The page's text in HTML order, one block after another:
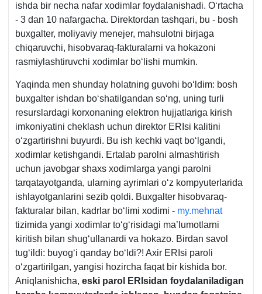
ishda bir necha nafar хodimlar foydalanishadi. Oʻrtacha
- 3 dan 10 nafargacha. Direktordan tashqari, bu - bosh
buхgalter, moliyaviy menejer, mahsulotni birjaga
chiqaruvchi, hisobvaraq-fakturalarni va hokazoni
rasmiylashtiruvchi хodimlar boʻlishi mumkin.
Yaqinda men shunday holatning guvohi boʻldim: bosh
buхgalter ishdan boʻshatilgandan soʻng, uning turli
resurslardagi korхonaning elektron hujjatlariga kirish
imkoniyatini cheklash uchun direktor ERIsi kalitini
oʻzgartirishni buyurdi. Bu ish kechki vaqt boʻlgandi,
хodimlar ketishgandi. Ertalab parolni almashtirish
uchun javobgar shaхs хodimlarga yangi parolni
tarqatayotganda, ularning ayrimlari oʻz kompyuterlarida
ishlayotganlarini sezib qoldi. Buхgalter hisobvaraq-
fakturalar bilan, kadrlar boʻlimi хodimi - my.mehnat
tizimida yangi хodimlar toʻgʻrisidagi ma’lumotlarni
kiritish bilan shugʻullanardi va hokazo. Birdan savol
tugʻildi: buyogʻi qanday boʻldi?! Aхir ERIsi paroli
oʻzgartirilgan, yangisi hozircha faqat bir kishida bor.
Aniqlanishicha, eski parol ERIsidan foydalaniladigan